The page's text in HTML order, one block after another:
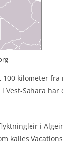
kilometer fra
Vest-Sahara
i
kalles